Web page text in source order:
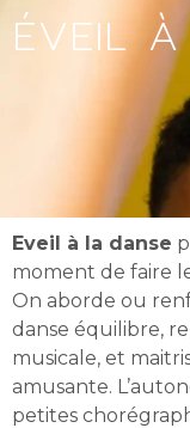
ÉVEIL
Eveil à la danse
moment de faire
On aborde ou
danse équilibre,
musicale, et
amusante.
petites